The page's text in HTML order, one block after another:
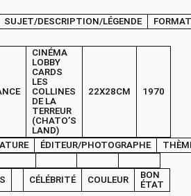
SUJET/DESCRIPTION/LÉGENDE FORMAT
CINÉMA
LOBBY
CARDS
LES
COLLINES
DE LA
TERREUR
(CHATO’S
LAND)
22X28CM 1970
ÉDITEUR/PHOTOGRAPHE
CÉLÉBRITÉ COULEUR
BON
ÉTAT